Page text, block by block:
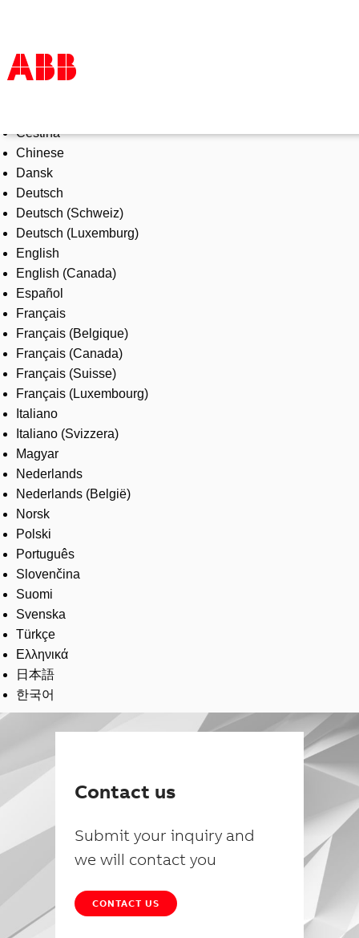
Products & Solutions
Industries
Services
About us
Where to buy
Contact us
Careers
Čeština
Chinese
Dansk
Deutsch
Deutsch (Schweiz)
Deutsch (Luxemburg)
English
English (Canada)
Español
Français
Français (Belgique)
Français (Canada)
Français (Suisse)
Français (Luxembourg)
Italiano
Italiano (Svizzera)
Magyar
Nederlands
Nederlands (België)
Norsk
Polski
Português
Slovenčina
Suomi
Svenska
Türkçe
Ελληνικά
日本語
한국어
Contact us
Submit your inquiry and
we will contact you
CONTACT US